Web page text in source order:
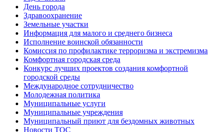
День города
Здравоохранение
Земельные участки
Информация для малого и среднего бизнеса
Исполнение воинской обязанности
Комиссия по профилактике терроризма и экстремизма
Комфортная городская среда
Конкурс лучших проектов создания комфортной
городской среды
Международное сотрудничество
Молодежная политика
Муниципальные услуги
Муниципальные учреждения
Муниципальный приют для бездомных животных
Новости ТОС